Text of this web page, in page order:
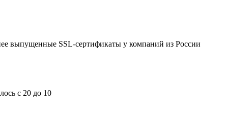
выпущенные SSL-сертификаты у компаний из России
с 20 до 10